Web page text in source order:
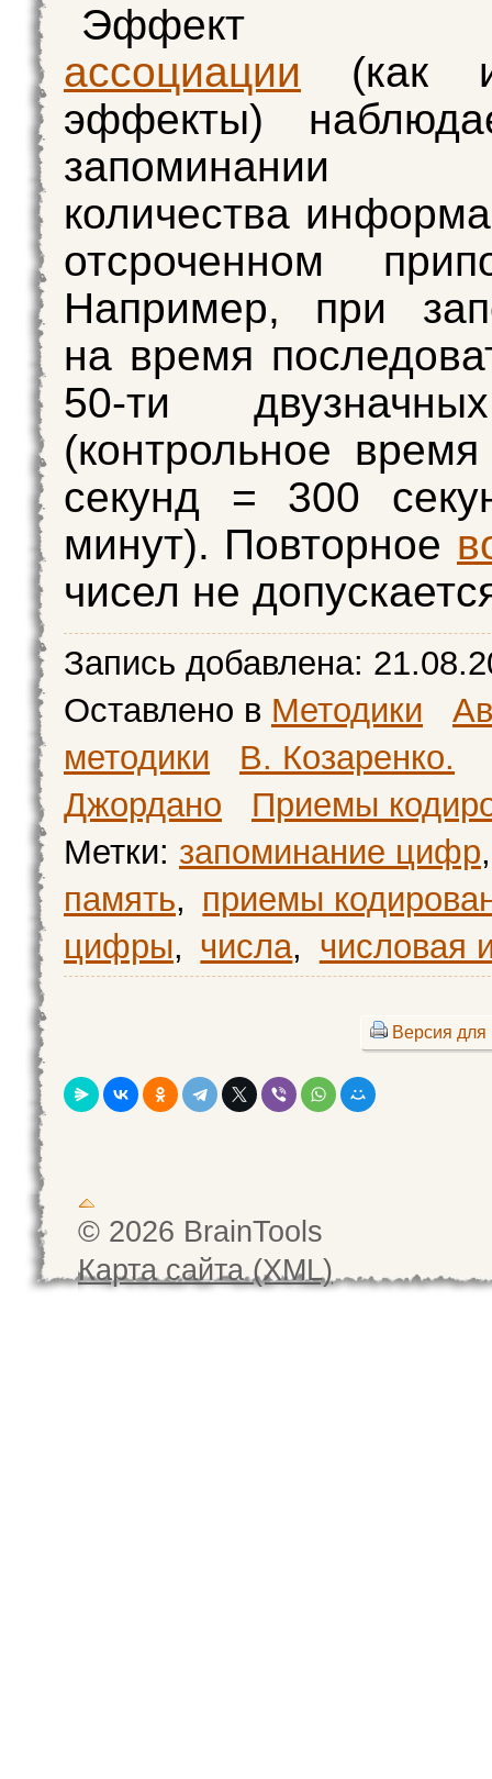
Эффект
ассоциации (как
эффекты)
запоминании
количества
отсроченном
Например, при
на время
50-ти
(контрольное
секунд = 300
минут). Повторное
чисел не
Запись добавлена:
Оставлено в Методики
методики
В. Козаренко.
Джордано
Приемы
Метки: запоминание цифр,
память, приемы
цифры, числа, числовая
Версия для
© 2026 BrainTools
Карта сайта (XML)